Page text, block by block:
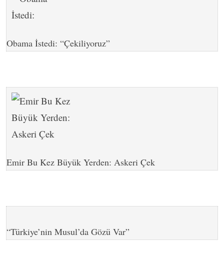
Obama İstedi: “Çekiliyoruz”
Emir Bu Kez Büyük Yerden: Askeri Çek
“Türkiye’nin Musul’da Gözü Var”